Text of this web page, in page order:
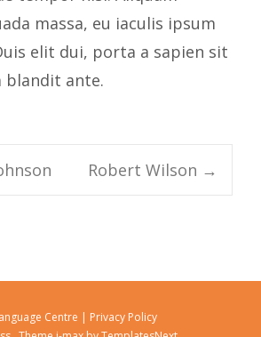
massa, eu iaculis ipsum
elit dui, porta a sapien sit
blandit ante.
Robert Wilson →
Centre | Privacy Policy